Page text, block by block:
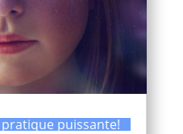
puissante!